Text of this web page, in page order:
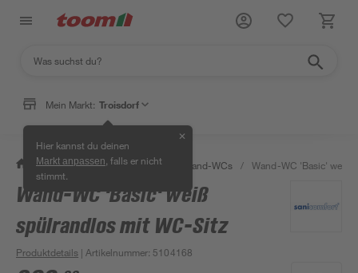
Mein Markt: Troisdorf
Hier kannst du deinen
Markt anpassen , falls er nicht
stimmt.
✕
/ Bad & Sanitär / Toiletten Wand-WCs / Wand-WC 'Basic' weiß
Wand-WC 'Basic' weiß
spülrandlos mit WC-Sitz
Produktdetails | Artikelnummer: 5104168